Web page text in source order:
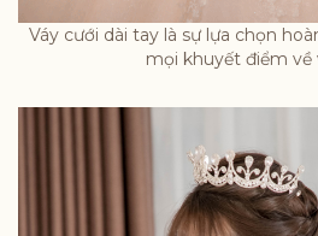
Váy cưới dài tay là sự lựa chọn
mọi khuyết điểm về